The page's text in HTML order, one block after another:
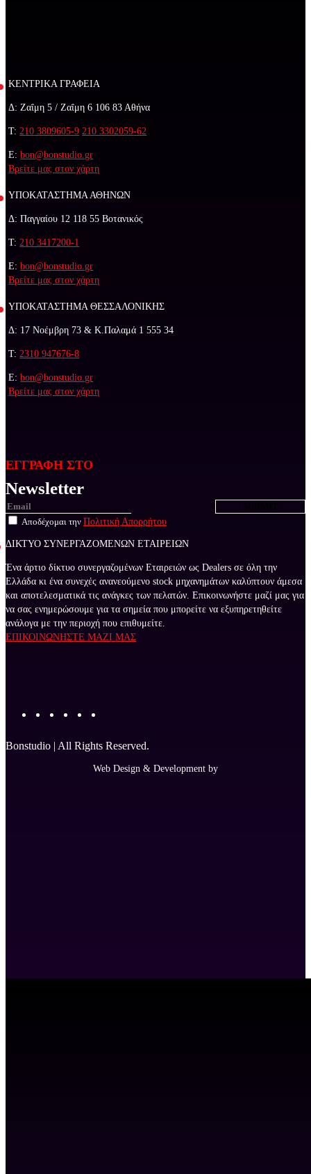
ΚΕΝΤΡΙΚΑ ΓΡΑΦΕΙΑ
Δ: Ζαΐμη 5 / Ζαΐμη 6 106 83 Αθήνα
Τ: 210 3809605-9 210 3302059-62
E:bon@bonstudio.gr
Βρείτε μας στον χάρτη
ΥΠΟΚΑΤΑΣΤΗΜΑ ΑΘΗΝΩΝ
Δ: Παγγαίου 12 118 55 Βοτανικός
Τ: 210 3417200-1
E:bon@bonstudio.gr
Βρείτε μας στον χάρτη
ΥΠΟΚΑΤΑΣΤΗΜΑ ΘΕΣΣΑΛΟΝΙΚΗΣ
Δ: 17 Νοέμβρη 73 & Κ.Παλαμά 1 555 34
Τ: 2310 947676-8
E:bon@bonstudio.gr
Βρείτε μας στον χάρτη
ΕΓΓΡΑΦΗ ΣΤΟ
Newsletter
Αποδέχομαι την Πολιτική Απορρήτου
ΔΙΚΤΥΟ ΣΥΝΕΡΓΑΖΟΜΕΝΩΝ ΕΤΑΙΡΕΙΩΝ
Ένα άρτιο δίκτυο συνεργαζομένων Εταιρειών ως Dealers σε όλη την
Ελλάδα κι ένα συνεχές ανανεούμενο stock μηχανημάτων καλύπτουν άμεσα
και αποτελεσματικά τις ανάγκες των πελατών. Επικοινωνήστε μαζί μας για
να σας ενημερώσουμε για τα σημεία που μπορείτε να εξυπηρετηθείτε
ανάλογα με την περιοχή που επιθυμείτε.
ΕΠΙΚΟΙΝΩΝΗΣΤΕ ΜΑΖΙ ΜΑΣ
Bonstudio | All Rights Reserved.
Web Design & Development by